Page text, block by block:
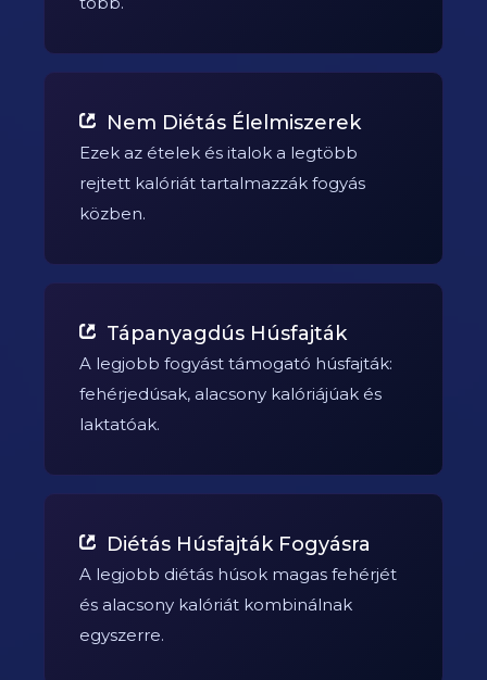
Nem Diétás Élelmiszerek
Ezek az ételek és italok a legtöbb
rejtett kalóriát tartalmazzák fogyás
közben.
Tápanyagdús Húsfajták
A legjobb fogyást támogató húsfajták:
fehérjedúsak, alacsony kalóriájúak és
laktatóak.
Diétás Húsfajták Fogyásra
A legjobb diétás húsok magas fehérjét
és alacsony kalóriát kombinálnak
egyszerre.